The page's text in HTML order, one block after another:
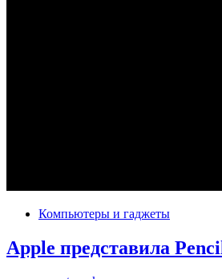
Компьютеры и гаджеты
Apple представила